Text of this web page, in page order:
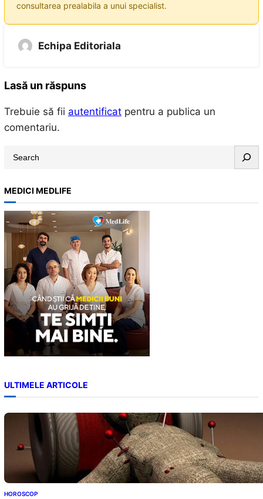
consultarea prealabila a unui specialist.
Echipa Editoriala
Lasă un răspuns
Trebuie să fii autentificatpentru a publica un
comentariu.
a
r
c
h
MEDICI MEDLIFE
ULTIMELE ARTICOLE
HOROSCOP